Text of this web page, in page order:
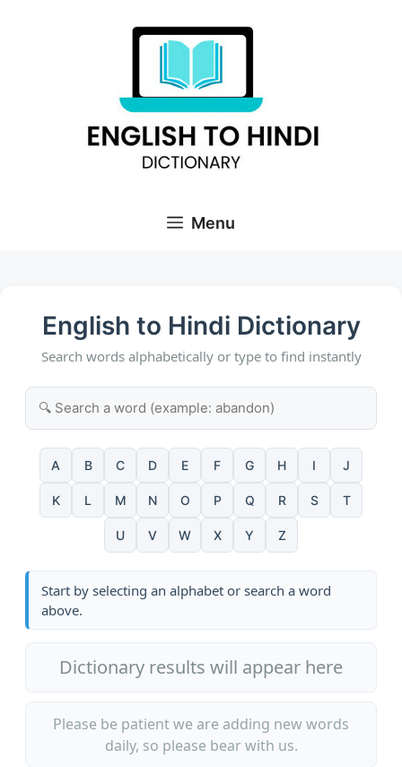
Menu
English to Hindi Dictionary
Search words alphabetically or type to find instantly
A B C D E F G H I J
K L M N O P Q R S T
U V W X Y Z
Start by selecting an alphabet or search a word
above.
Dictionary results will appear here
Please be patient we are adding new words
daily, so please bear with us.